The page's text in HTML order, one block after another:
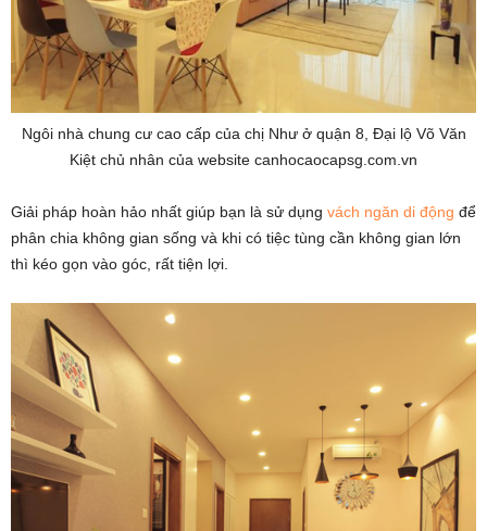
Ngôi nhà chung cư cao cấp của chị Như ở quận 8, Đại lộ Võ Văn
Kiệt chủ nhân của website canhocaocapsg.com.vn
Giải pháp hoàn hảo nhất giúp bạn là sử dụng vách ngăn di động để
phân chia không gian sống và khi có tiệc tùng cần không gian lớn
thì kéo gọn vào góc, rất tiện lợi.